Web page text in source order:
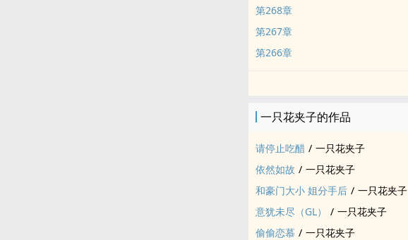
第268章
第267章
第266章
一只花夹子的作品
请停止吃醋 / 一只花夹子
依然如故 / 一只花夹子
和豪门大小 姐分手后 / 一只花夹子
意犹未尽（GL）
/ 一只花夹子
偷偷恋慕 / 一只花夹子